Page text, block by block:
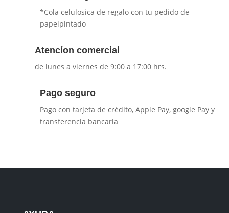
*Cola celulosica de regalo con tu pedido de
papelpintado
Atencíon comercial
de lunes a viernes de 9:00 a 17:00 hrs.
Pago seguro
Pago con tarjeta de crédito, Apple Pay, google Pay y
transferencia bancaria